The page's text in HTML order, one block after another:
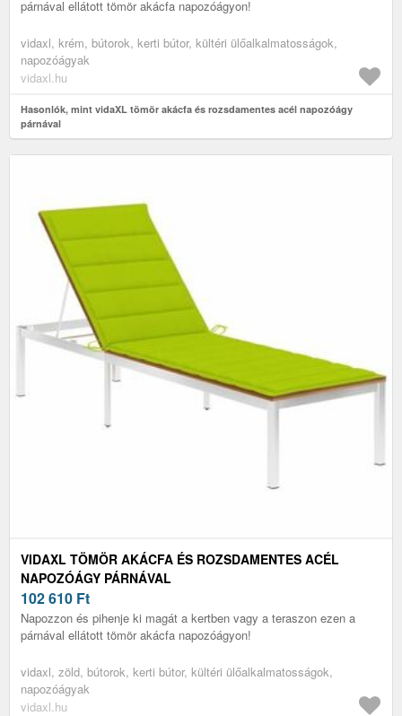
párnával ellátott tömör akácfa napozóágyon!
vidaxl, krém, bútorok, kerti bútor, kültéri ülőalkalmatosságok,
napozóágyak
vidaxl.hu
Hasonlók, mint vidaXL tömör akácfa és rozsdamentes acél napozóágy
párnával
VIDAXL TÖMÖR AKÁCFA ÉS ROZSDAMENTES ACÉL
NAPOZÓÁGY PÁRNÁVAL
102 610 Ft
Napozzon és pihenje ki magát a kertben vagy a teraszon ezen a
párnával ellátott tömör akácfa napozóágyon!
vidaxl, zöld, bútorok, kerti bútor, kültéri ülőalkalmatosságok,
napozóágyak
vidaxl.hu